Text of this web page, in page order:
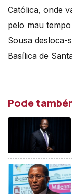
Católica, onde
pelo mau
Sousa desloca-
Basílica de
Pode